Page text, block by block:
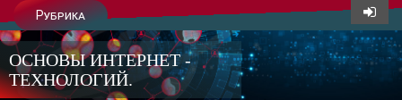
Рубрика
ОСНОВЫ ИНТЕРНЕТ -
ТЕХНОЛОГИЙ.